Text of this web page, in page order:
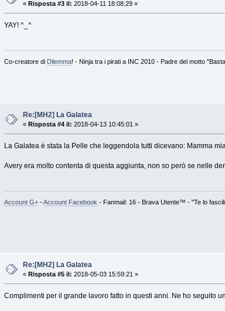
« Risposta #3 il: 2018-04-11 18:08:29 »
YAY! ^_^
Co-creatore di Dilemma! - Ninja tra i pirati a INC 2010 - Padre del motto
Re:[MH2] La Galatea
« Risposta #4 il: 2018-04-13 10:45:01 »
La Galatea è stata la Pelle che leggendola tutti dicevano: Mamma
Avery era molto contenta di questa aggiunta, non so però se nelle
Account G+-Account Facebook - Fanmail: 16 - Brava Utente™ - "Te lo
Re:[MH2] La Galatea
« Risposta #5 il: 2018-05-03 15:59:21 »
Complimenti per il grande lavoro fatto in questi anni. Ne ho seguito